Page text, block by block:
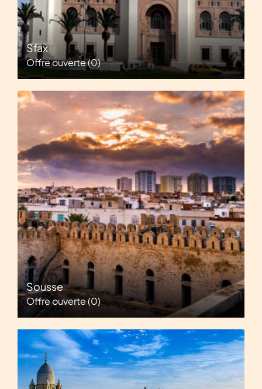
Sfax
Offre ouverte(0)
Sousse
Offre ouverte(0)